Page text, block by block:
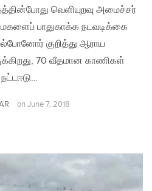
வெளியுறவு அமைச்சர்
பாதுகாக்க நடவடிக்கை
குறித்து ஆராய
70 வீதமான காணிகள்
on June 7, 2018